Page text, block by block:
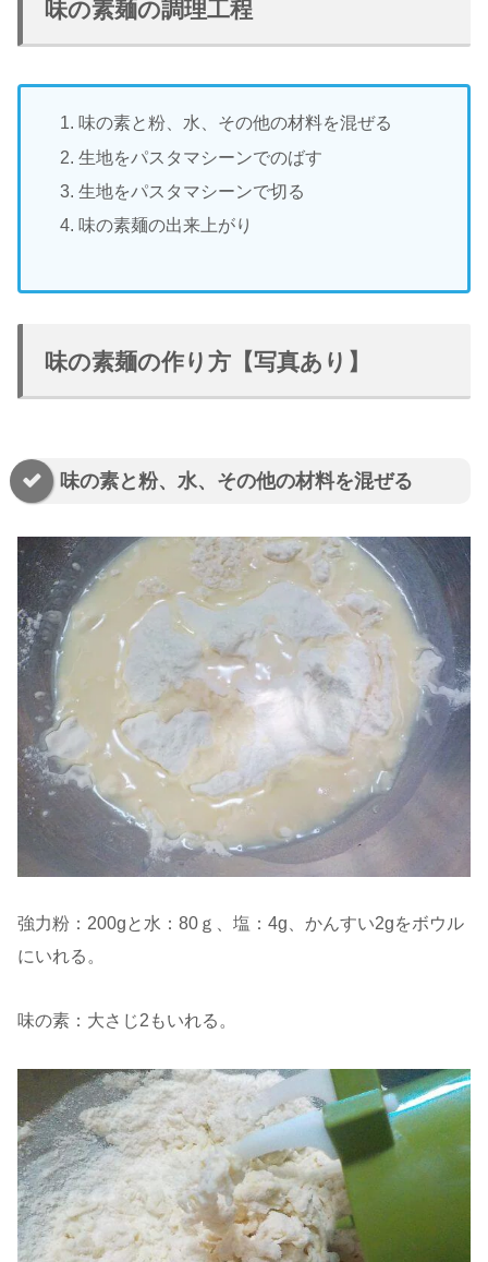
味の素麺の調理工程
味の素と粉、水、その他の材料を混ぜる
生地をパスタマシーンでのばす
生地をパスタマシーンで切る
味の素麺の出来上がり
味の素麺の作り方【写真あり】
味の素と粉、水、その他の材料を混ぜる
強力粉：200gと水：80ｇ、塩：4g、かんすい2gをボウル
にいれる。
味の素：大さじ2もいれる。